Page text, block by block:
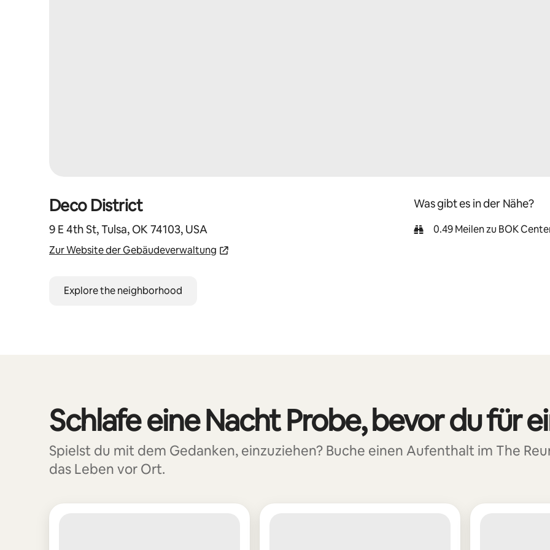
Deco District
9 E 4th St, Tulsa, OK 74103, USA
Zur Website der Gebäudeverwaltung
Explore the neighborhood
Was gibt es in der Nähe?
0.49 Meilen zu BOK
Schlafe eine Nacht Probe, bevor du für
Spielst du mit dem Gedanken, einzuziehen? Buche einen Aufenthalt im The
das Leben vor Ort.
0 von 0 Artikeln